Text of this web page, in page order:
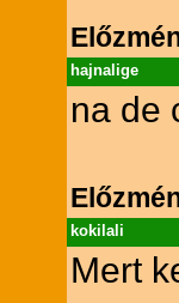
hajnalige
na de
kokilali
Mert